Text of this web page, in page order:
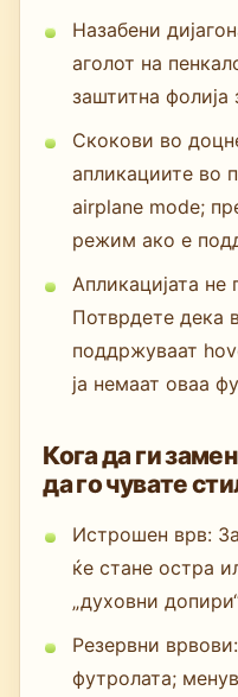
Назабени
аголот на
заштитна
Скокови во
апликациите во
airplane mode;
режим ако е
Апликацијата не
Потврдете дека
поддржуваат
ја немаат оваа
Кога да ги
да го чувате
Истрошен врв:
ќе стане остра
„духовни
Резервни
футролата;